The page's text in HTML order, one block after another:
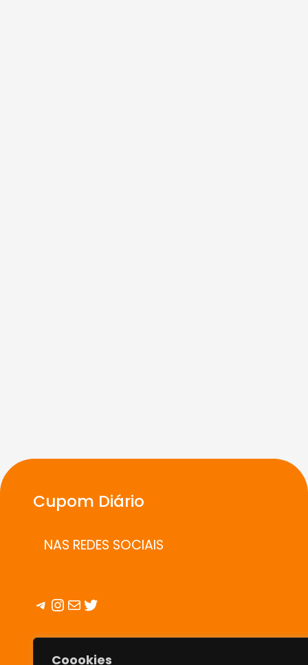
Coookies
Cupom Diário
NAS REDES SOCIAIS
Telegram
Instagram
E-mailTwitter
INFO